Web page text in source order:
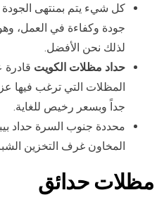
كل شيء يتم بمنتهى
جودة وكفاءة في العمل،
لذلك نحن الأفضل.
حداد مظلات الكويت قادرة
المظلات التي ترغب فيها
جداً وبسعر رخيص للغاية.
محددة جنوب السرة حداد
المخاون غرف التخزين
مظلات حدائق